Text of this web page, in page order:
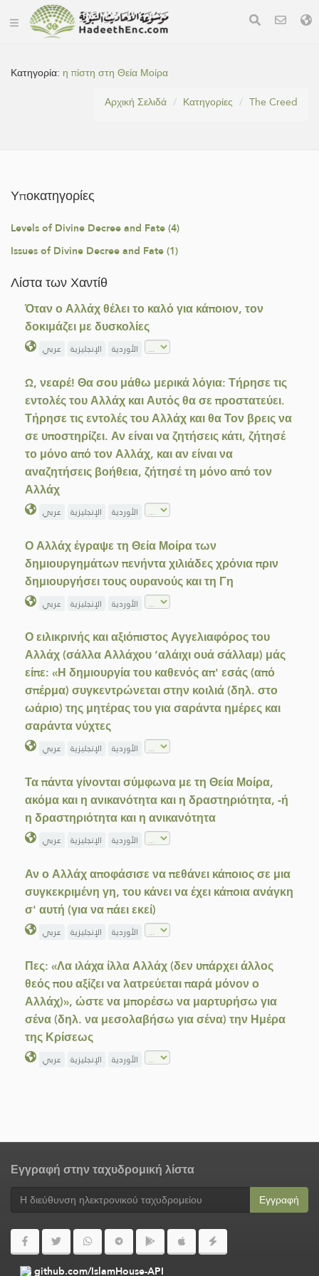
Κατηγορία:η πίστη στη Θεία Μοίρα
Αρχική Σελιδά
Κατηγορίες The Creed
Υποκατηγορίες
Levels of Divine Decree and Fate (4)
Issues of Divine Decree and Fate (1)
Λίστα των Χαντίθ
Όταν ο Αλλάχ θέλει το καλό για κάποιον, τον
δοκιμάζει με δυσκολίες
عربي الإنجليزية الأوردية
Ω, νεαρέ! Θα σου μάθω μερικά λόγια: Τήρησε τις
εντολές του Αλλάχ και Αυτός θα σε προστατεύει.
Τήρησε τις εντολές του Αλλάχ και θα Τον βρεις να
σε υποστηρίζει. Αν είναι να ζητήσεις κάτι, ζήτησέ
το μόνο από τον Αλλάχ, και αν είναι να
αναζητήσεις βοήθεια, ζήτησέ τη μόνο από τον
Αλλάχ
عربي الإنجليزية الأوردية
Ο Αλλάχ έγραψε τη Θεία Μοίρα των
δημιουργημάτων πενήντα χιλιάδες χρόνια πριν
δημιουργήσει τους ουρανούς και τη Γη
عربي الإنجليزية الأوردية
Ο ειλικρινής και αξιόπιστος Αγγελιαφόρος του
Αλλάχ (σάλλα Αλλάχου ‘αλάιχι ουά σάλλαμ) μάς
είπε: «Η δημιουργία του καθενός απ' εσάς (από
σπέρμα) συγκεντρώνεται στην κοιλιά (δηλ. στο
ωάριο) της μητέρας του για σαράντα ημέρες και
σαράντα νύχτες
عربي الإنجليزية الأوردية
Τα πάντα γίνονται σύμφωνα με τη Θεία Μοίρα,
ακόμα και η ανικανότητα και η δραστηριότητα, -ή
η δραστηριότητα και η ανικανότητα
عربي الإنجليزية الأوردية
Αν ο Αλλάχ αποφάσισε να πεθάνει κάποιος σε μια
συγκεκριμένη γη, του κάνει να έχει κάποια ανάγκη
σ' αυτή (για να πάει εκεί)
عربي الإنجليزية الأوردية
Πες: «Λα ιλάχα ίλλα Αλλάχ (δεν υπάρχει άλλος
θεός που αξίζει να λατρεύεται παρά μόνον ο
Αλλάχ)», ώστε να μπορέσω να μαρτυρήσω για
σένα (δηλ. να μεσολαβήσω για σένα) την Ημέρα
της Κρίσεως
عربي الإنجليزية الأوردية
Εγγραφή στην ταχυδρομική λίστα
Εγγραφή
github.com/IslamHouse-API